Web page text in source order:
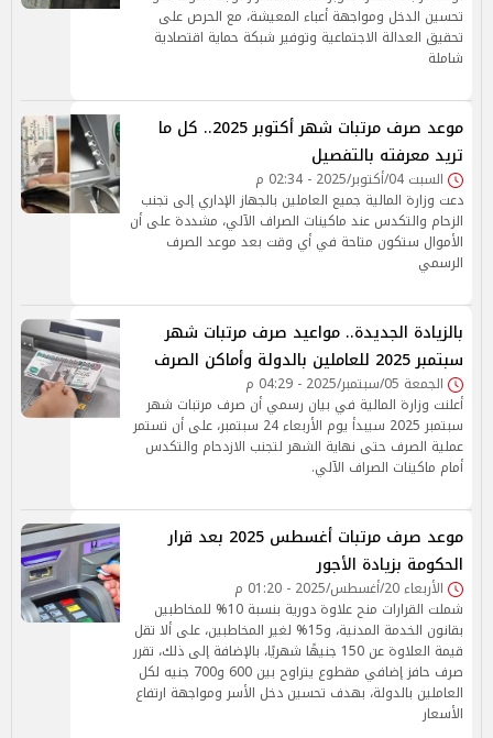
تحسين الدخل ومواجهة أعباء المعيشة، مع الحرص على
تحقيق العدالة الاجتماعية وتوفير شبكة حماية اقتصادية
شاملة
موعد صرف مرتبات شهر أكتوبر 2025.. كل ما
تريد معرفته بالتفصيل
السبت 04/أكتوبر/2025 - 02:34 م
دعت وزارة المالية جميع العاملين بالجهاز الإداري إلى تجنب
الزحام والتكدس عند ماكينات الصراف الآلي، مشددة على أن
الأموال ستكون متاحة في أي وقت بعد موعد الصرف
الرسمي
بالزيادة الجديدة.. مواعيد صرف مرتبات شهر
سبتمبر 2025 للعاملين بالدولة وأماكن الصرف
الجمعة 05/سبتمبر/2025 - 04:29 م
أعلنت وزارة المالية في بيان رسمي أن صرف مرتبات شهر
سبتمبر 2025 سيبدأ يوم الأربعاء 24 سبتمبر، على أن تستمر
عملية الصرف حتى نهاية الشهر لتجنب الازدحام والتكدس
أمام ماكينات الصراف الآلي.
موعد صرف مرتبات أغسطس 2025 بعد قرار
الحكومة بزيادة الأجور
الأربعاء 20/أغسطس/2025 - 01:20 م
شملت القرارات منح علاوة دورية بنسبة 10% للمخاطبين
بقانون الخدمة المدنية، و15% لغير المخاطبين، على ألا تقل
قيمة العلاوة عن 150 جنيهًا شهريًا، بالإضافة إلى ذلك، تقرر
صرف حافز إضافي مقطوع يتراوح بين 600 و700 جنيه لكل
العاملين بالدولة، بهدف تحسين دخل الأسر ومواجهة ارتفاع
الأسعار